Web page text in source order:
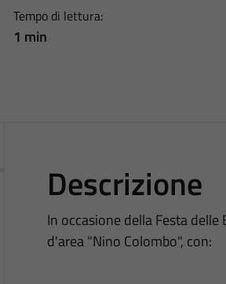
Tempo di lettura:
1 min
Descrizione
In occasione della Festa
d'area "Nino Colombo", con: